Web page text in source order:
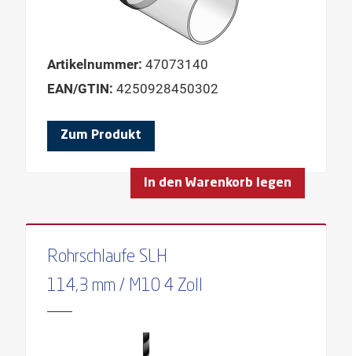
Artikelnummer: 47073140
EAN/GTIN: 4250928450302
Zum Produkt
In den Warenkorb legen
Rohrschlaufe SLH
114,3 mm / M10 4 Zoll